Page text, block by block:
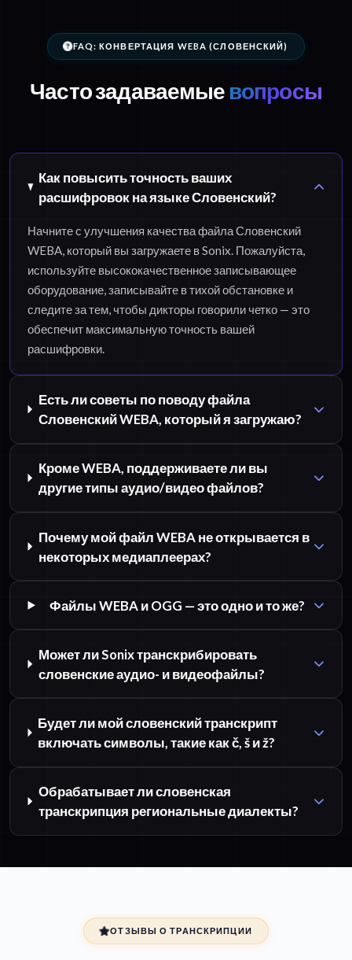
FAQ: КОНВЕРТАЦИЯ WEBA (СЛОВЕНСКИЙ)
Часто задаваемые вопросы
Как повысить точность ваших
расшифровок на языке Словенский?
Начните с улучшения качества файла Словенский
WEBA, который вы загружаете в Sonix. Пожалуйста,
используйте высококачественное записывающее
оборудование, записывайте в тихой обстановке и
следите за тем, чтобы дикторы говорили четко — это
обеспечит максимальную точность вашей
расшифровки.
Есть ли советы по поводу файла
Словенский WEBA, который я загружаю?
Кроме WEBA, поддерживаете ли вы
другие типы аудио/видео файлов?
Почему мой файл WEBA не открывается в
некоторых медиаплеерах?
Файлы WEBA и OGG — это одно и то же?
Может ли Sonix транскрибировать
словенские аудио- и видеофайлы?
Будет ли мой словенский транскрипт
включать символы, такие как č, š и ž?
Обрабатывает ли словенская
транскрипция региональные диалекты?
ОТЗЫВЫ О ТРАНСКРИПЦИИ